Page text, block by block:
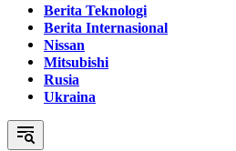
Berita Teknologi
Berita Internasional
Nissan
Mitsubishi
Rusia
Ukraina